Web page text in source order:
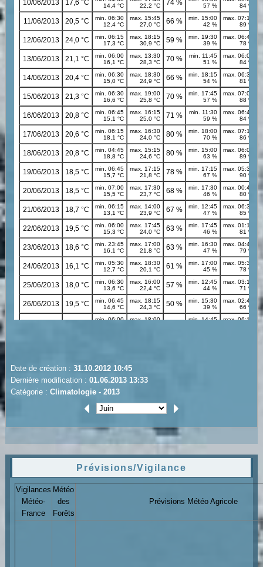
Date de création : 31.10.2012 10:45
Dernière modification : 01.06.2013 13:33
Catégorie : Climatologie - 2013
Prévisions/Vigilance
Vigilances
Météo-
France
Météo
des
Forêts
Prévisions Météo Agricole